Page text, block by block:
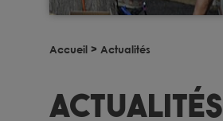
Accueil > Actualités
Actualités